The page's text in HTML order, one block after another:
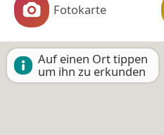
Fotokarte
Auf einen Ort tippen
um ihn zu erkunden